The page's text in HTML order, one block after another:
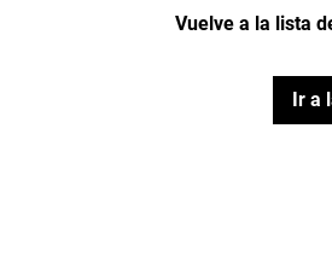
Vuelve a la lista
Ir a